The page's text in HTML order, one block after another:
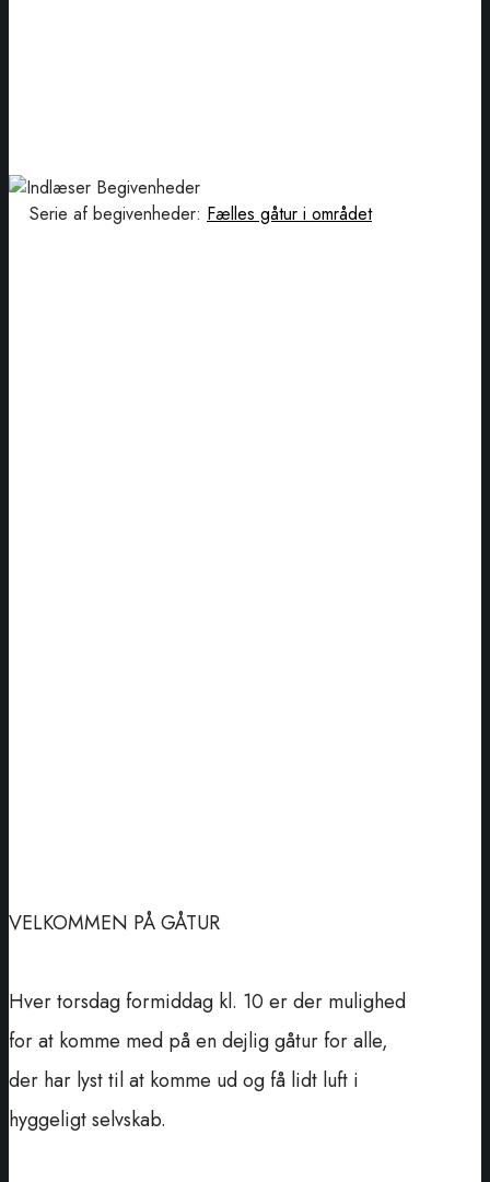
Serie af begivenheder: Fælles gåtur i området
VELKOMMEN PÅ GÅTUR
Hver torsdag formiddag kl. 10 er der mulighed
for at komme med på en dejlig gåtur for alle,
der har lyst til at komme ud og få lidt luft i
hyggeligt selvskab.